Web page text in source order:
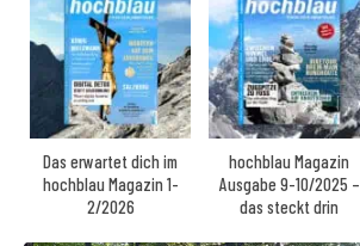
Das erwartet dich im
hochblau Magazin 1-
2/2026
hochblau Magazin
Ausgabe 9-10/2025 –
das steckt drin